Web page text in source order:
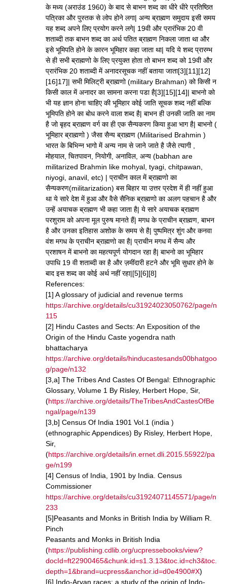
के मध्य (अराउंड 1960) के बाद से बाभन शब्द का धीरे धीरे प्रतिष्ठित
पत्रिका और पुस्तक से लोप होने लगा| अन्य ब्राह्मण समुदाय इसी समय
यह शब्द अपने लिए प्रयोग करने लगे| 19वी और प्रारंभिक 20 वी
शताब्दी तक बाभन शब्द का अर्थ पतित ब्राह्मण निकला जाता था और
इसे भूमिपति होने के कारन भूमिहार कहा जाता था| यदि ये शब्द प्रारम्भ
से ही सभी ब्राह्मणो के लिए प्रयुक्त होता तो बाभन शब्द को 19वी और
प्रारंभिक 20 शताब्दी में अनादरसूचक नहीं बताया जाता[3][11][12]
[16]17]| सभी मिलिट्री ब्राह्मणो (military Brahman) को किसी न
किसी काल में अनादर का सामना करना पडा है[3][15][14]| बाभनो को
भी यह ज्ञान होना चाहिए की भूमिहार कोई जाति सूचक शब्द नहीं बल्कि
भूमिपति होने का बोध करने वाला शब्द है| बाभन ही उनकी जाति का नाम
है जो बृहद ब्राह्मण वर्ग का ही एक सैन्यकरण किया हुआ भाग है| बाभनो (
भूमिहार ब्राह्मणो ) जैसा सैन्य ब्राह्मण (Militarised Brahmin )
भारत के बिभिन्न भागो में अन्य नाम से जाने जाते है जैसे त्यागी ,
मोहयाल, चितपावन, नियोगी, अनाविल, अन्य (babhan are
militarized Brahmin like mohyal, tyagi, chitpawan,
niyogi, anavil, etc) | प्राचीन काल में ब्राह्मणो का
सैन्यकरण(militarization) बस बिहार या उत्तर प्रदेश में ही नहीं हुआ
था ये सारे देश में हुआ और वैसे सैनिक ब्राह्मणो का अलग पहचान है और
उन्हें अयाचक ब्राह्मण भी कहा जाता है| ये सारे अयाचक ब्राह्मण
परशुराम को अपना मूल पुरुष मानते हैं| मगध के प्राचीन ब्राह्मण, बाभन
है और उनका इतिहास अशोक के समय से है| पुष्पमित्र शुंग और कनवा
वंश मगध के प्राचीन ब्राह्मणो का है| प्राचीन मगध में सैन्य और
प्रशाषन में बाभनो का महत्यपूर्ण योगदान रहा है| बाभनो का भूमिहार
उपाधि 19 वी शताब्दी का है और ज़मींदारी हटने और भूमि सुधार होने के
बाद इस शब्द का कोई अर्थ नहीं रहा|[5][6][8]
References:
[1] A glossary of judicial and revenue terms
https://archive.org/details/cu31924023050762/page/n
115
[2] Hindu Castes and Sects: An Exposition of the
Origin of the Hindu Caste yogendra nath
bhattacharya
https://archive.org/details/hinducastesands00bhatgoo
g/page/n132
[3,a] The Tribes And Castes Of Bengal: Ethnographic
Glossary, Volume 1 By Risley, Herbert Hope, Sir,
(https://archive.org/details/TheTribesAndCastesOfBe
ngal/page/n139
[3,b] Census Of India 1901 Vol.1 (india )
(ethnographic Appendices) By Risley, Herbert Hope,
Sir,
(https://archive.org/details/in.ernet.dli.2015.55922/pa
ge/n199
[4] Census of India, 1901 by India. Census
Commissioner
https://archive.org/details/cu31924071145571/page/n
233
[5]Peasants and Monks in British India by William R.
Pinch
Peasants and Monks in British India
(https://publishing.cdlib.org/ucpressebooks/view?
docId=ft22900465&chunk.id=s1.3.13&toc.id=ch3&toc.
depth=1&brand=ucpress&anchor.id=d0e4900#X)
[6] Indo-Aryan races: a study of the origin of Indo-